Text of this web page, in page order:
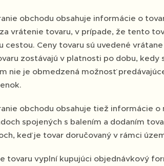
obchodu obsahuje informácie o
vrátenie tovaru, v prípade, že tento
cestou. Ceny tovaru sú uvedené
zostávajú v platnosti po dobu,
nie je obmedzená možnosť
obchodu obsahuje tiež informácie
spojených s balením a dodaním
keď je tovar doručovaný v rámci
tovaru vyplní kupujúci objednávkový